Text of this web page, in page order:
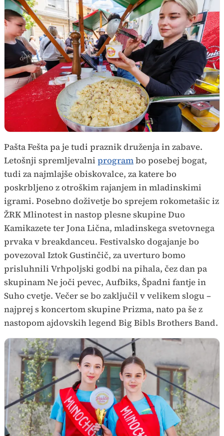
Pašta Fešta pa je tudi praznik druženja in zabave.
Letošnji spremljevalni programbo posebej bogat,
tudi za najmlajše obiskovalce, za katere bo
poskrbljeno z otroškim rajanjem in mladinskimi
igrami. Posebno doživetje bo sprejem rokometašic iz
ŽRK Mlinotest in nastop plesne skupine Duo
Kamikazete ter Jona Lična, mladinskega svetovnega
prvaka v breakdanceu. Festivalsko dogajanje bo
povezoval Iztok Gustinčič, za uverturo bomo
prisluhnili Vrhpoljski godbi na pihala, čez dan pa
skupinam Ne joči pevec, Aufbiks, Špadni fantje in
Suho cvetje. Večer se bo zaključil v velikem slogu –
najprej s koncertom skupine Prizma, nato pa še z
nastopom ajdovskih legend Big Bibls Brothers Band.